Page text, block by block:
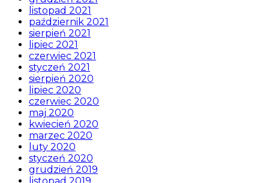
listopad 2021
październik 2021
sierpień 2021
lipiec 2021
czerwiec 2021
styczeń 2021
sierpień 2020
lipiec 2020
czerwiec 2020
maj 2020
kwiecień 2020
marzec 2020
luty 2020
styczeń 2020
grudzień 2019